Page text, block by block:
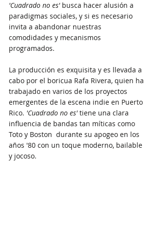
'Cuadrado no es' busca hacer alusión a
paradigmas sociales, y si es necesario
invita a abandonar nuestras
comodidades y mecanismos
programados.
La producción es exquisita y es llevada a
cabo por el boricua Rafa Rivera, quien ha
trabajado en varios de los proyectos
emergentes de la escena indie en Puerto
Rico. 'Cuadrado no es' tiene una clara
influencia de bandas tan míticas como
Toto y Boston  durante su apogeo en los
años '80 con un toque moderno, bailable
y jocoso.